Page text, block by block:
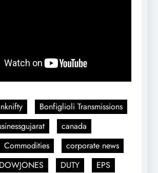
Bonfiglioli Transmissions
canada
Commodities
corporate news
DOWJONES DUTY
EPS